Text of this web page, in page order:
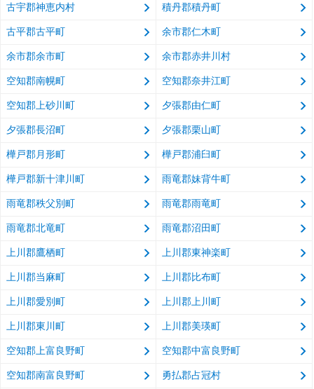
古宇郡神恵内村 積丹郡積丹町
古平郡古平町 余市郡仁木町
余市郡余市町 余市郡赤井川村
空知郡南幌町 空知郡奈井江町
空知郡上砂川町 夕張郡由仁町
夕張郡長沼町 夕張郡栗山町
樺戸郡月形町 樺戸郡浦臼町
樺戸郡新十津川町 雨竜郡妹背牛町
雨竜郡秩父別町 雨竜郡雨竜町
雨竜郡北竜町 雨竜郡沼田町
上川郡鷹栖町 上川郡東神楽町
上川郡当麻町 上川郡比布町
上川郡愛別町 上川郡上川町
上川郡東川町 上川郡美瑛町
空知郡上富良野町 空知郡中富良野町
空知郡南富良野町 勇払郡占冠村